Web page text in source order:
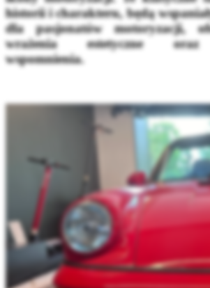
historii i charakteru, będą
dla pasjonatów motoryzacji,
wrażenia estetyczne oraz
wspomnienia.